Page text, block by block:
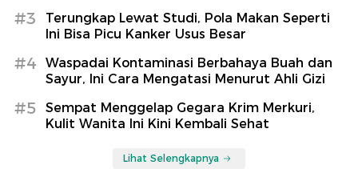
#3
Terungkap Lewat Studi, Pola Makan Seperti
Ini Bisa Picu Kanker Usus Besar
#4
Waspadai Kontaminasi Berbahaya Buah dan
Sayur, Ini Cara Mengatasi Menurut Ahli Gizi
#5
Sempat Menggelap Gegara Krim Merkuri,
Kulit Wanita Ini Kini Kembali Sehat
Lihat Selengkapnya